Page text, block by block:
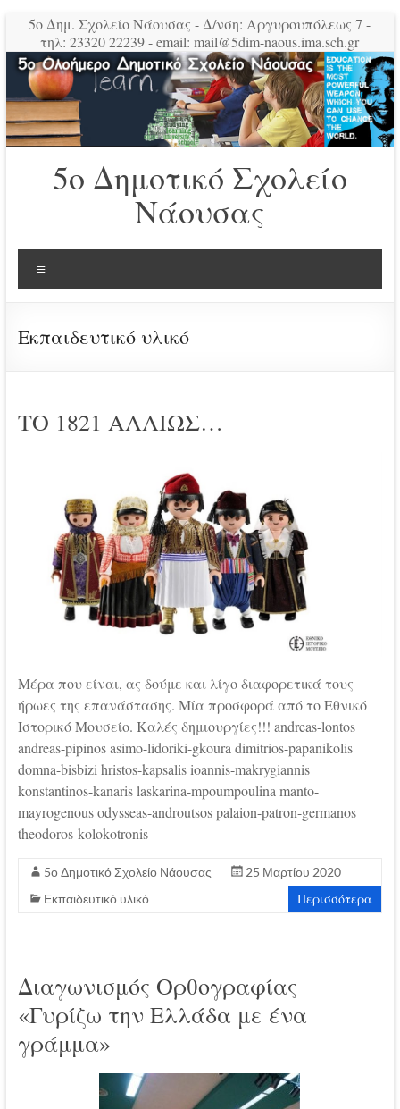
Μετάβαση
περιεχόμενο
5ο Δημ. Σχολείο Νάουσας - Δ/νση: Αργυρουπόλεως 7 -
τηλ: 23320 22239 - email: mail@5dim-naous.ima.sch.gr
5ο Δημοτικό Σχολείο
Νάουσας
Εκπαιδευτικό υλικό
ΤΟ 1821 ΑΛΛΙΩΣ…
Μέρα που είναι, ας δούμε και λίγο διαφορετικά τους
ήρωες της επανάστασης. Μία προσφορά από το Εθνικό
Ιστορικό Μουσείο. Καλές δημιουργίες!!! andreas-lontos
andreas-pipinos asimo-lidoriki-gkoura dimitrios-papanikolis
domna-bisbizi hristos-kapsalis ioannis-makrygiannis
konstantinos-kanaris laskarina-mpoumpoulina manto-
mayrogenous odysseas-androutsos palaion-patron-germanos
theodoros-kolokotronis
5ο Δημοτικό Σχολείο Νάουσας
25 Μαρτίου 2020
Εκπαιδευτικό υλικό
Περισσότερα
Διαγωνισμός Ορθογραφίας
«Γυρίζω την Ελλάδα με ένα
γράμμα»